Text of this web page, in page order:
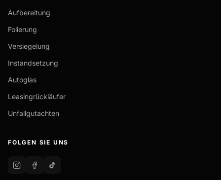
Aufbereitung
Folierung
Versiegelung
Instandsetzung
Autoglas
Leasingrückläufer
Unfallgutachten
FOLGEN SIE UNS